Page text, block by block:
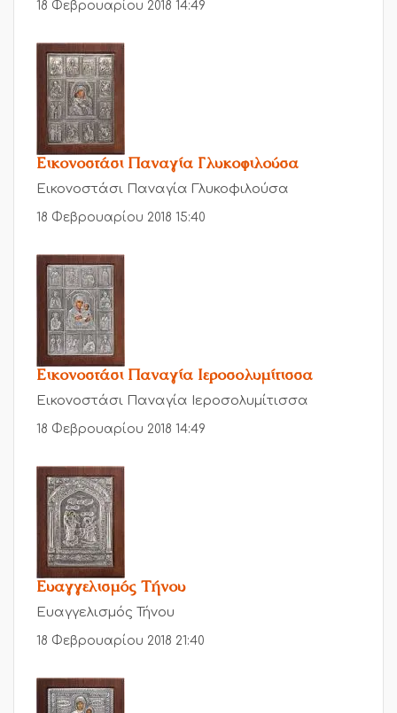
18 Φεβρουαρίου 2018 14:49
Εικονοστάσι Παναγία Γλυκοφιλούσα
Εικονοστάσι Παναγία Γλυκοφιλούσα
18 Φεβρουαρίου 2018 15:40
Εικονοστάσι Παναγία Ιεροσολυμίτισσα
Εικονοστάσι Παναγία Ιεροσολυμίτισσα
18 Φεβρουαρίου 2018 14:49
Ευαγγελισμός Τήνου
Ευαγγελισμός Τήνου
18 Φεβρουαρίου 2018 21:40